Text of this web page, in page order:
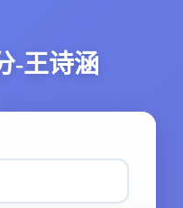
-王诗涵